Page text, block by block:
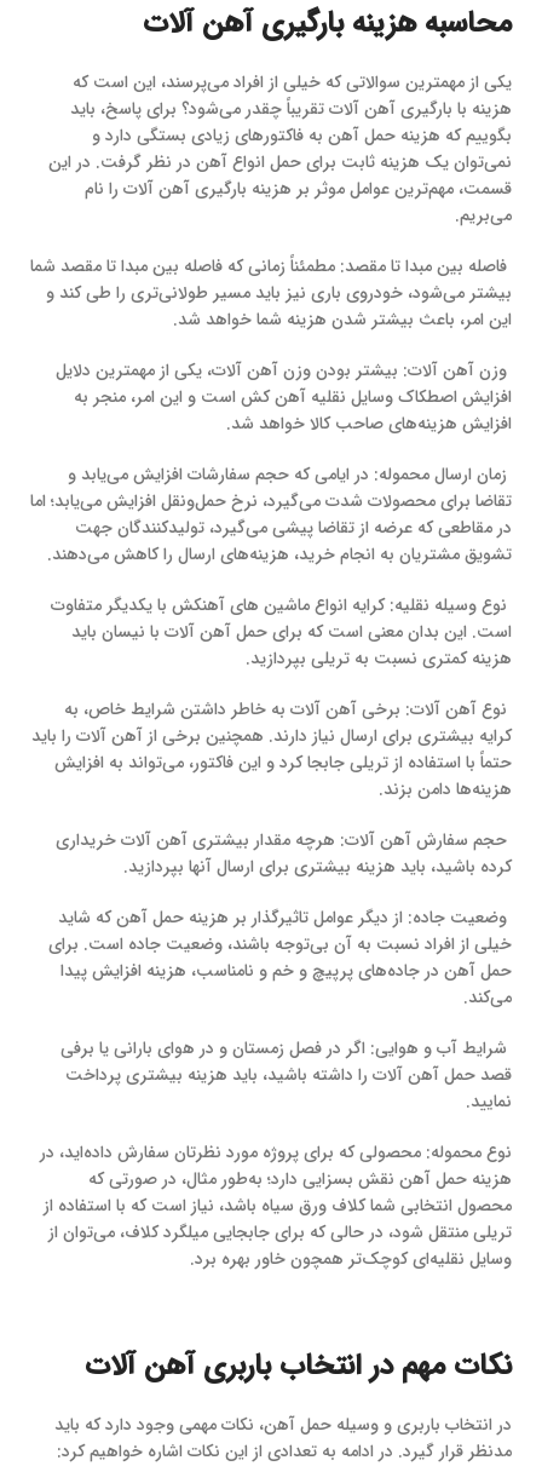
محاسبه هزینه بارگیری آهن آلات
یکی از مهمترین سوالاتی که خیلی از افراد می‌پرسند، این است که
هزینه با بارگیری آهن آلات تقریباً چقدر می‌شود؟ برای پاسخ، باید
بگوییم که هزینه حمل آهن به فاکتورهای زیادی بستگی دارد و
نمی‌توان یک هزینه ثابت برای حمل انواع آهن در نظر گرفت. در این
قسمت، مهم‌ترین عوامل موثر بر هزینه بارگیری آهن آلات را نام
می‌بریم.
فاصله بین مبدا تا مقصد: مطمئناً زمانی که فاصله بین مبدا تا مقصد شما
بیشتر می‌شود، خودروی باری نیز باید مسیر طولانی‌تری را طی کند و
این امر، باعث بیشتر شدن هزینه شما خواهد شد.
وزن آهن آلات: بیشتر بودن وزن آهن آلات، یکی از مهمترین دلایل
افزایش اصطکاک وسایل نقلیه آهن کش است و این امر، منجر به
افزایش هزینه‌های صاحب کالا خواهد شد.
زمان ارسال محموله: در ایامی که حجم سفارشات افزایش می‌یابد و
تقاضا برای محصولات شدت می‌گیرد، نرخ حمل‌ونقل افزایش می‌یابد؛ اما
در مقاطعی که عرضه از تقاضا پیشی می‌گیرد، تولیدکنندگان جهت
تشویق مشتریان به انجام خرید، هزینه‌های ارسال را کاهش می‌دهند.
نوع وسیله نقلیه: کرایه انواع ماشین های آهنکش با یکدیگر متفاوت
است. این بدان معنی است که برای حمل آهن آلات با نیسان باید
هزینه کمتری نسبت به تریلی بپردازید.
نوع آهن آلات: برخی آهن آلات به خاطر داشتن شرایط خاص، به
کرایه بیشتری برای ارسال نیاز دارند. همچنین برخی از آهن آلات را باید
حتماً با استفاده از تریلی جابجا کرد و این فاکتور، می‌تواند به افزایش
هزینه‌ها دامن بزند.
حجم سفارش آهن آلات: هرچه مقدار بیشتری آهن آلات خریداری
کرده باشید، باید هزینه بیشتری برای ارسال آنها بپردازید.
وضعیت جاده: از دیگر عوامل تاثیرگذار بر هزینه حمل آهن که شاید
خیلی از افراد نسبت به آن بی‌توجه باشند، وضعیت جاده است. برای
حمل آهن در جاده‌های پرپیچ و خم و نامناسب، هزینه افزایش پیدا
می‌کند.
شرایط آب و هوایی: اگر در فصل زمستان و در هوای بارانی یا برفی
قصد حمل آهن آلات را داشته باشید، باید هزینه بیشتری پرداخت
نمایید.
نوع محموله: محصولی که برای پروژه مورد نظرتان سفارش داده‌اید، در
هزینه حمل آهن نقش بسزایی دارد؛ به‌طور مثال، در صورتی که
محصول انتخابی شما کلاف ورق سیاه باشد، نیاز است که با استفاده از
تریلی منتقل شود، در حالی که برای جابجایی میلگرد کلاف، می‌توان از
وسایل نقلیه‌ای کوچک‌تر همچون خاور بهره برد.
نکات مهم در انتخاب باربری آهن آلات
در انتخاب باربری و وسیله حمل آهن، نکات مهمی وجود دارد که باید
مدنظر قرار گیرد. در ادامه به تعدادی از این نکات اشاره خواهیم کرد: